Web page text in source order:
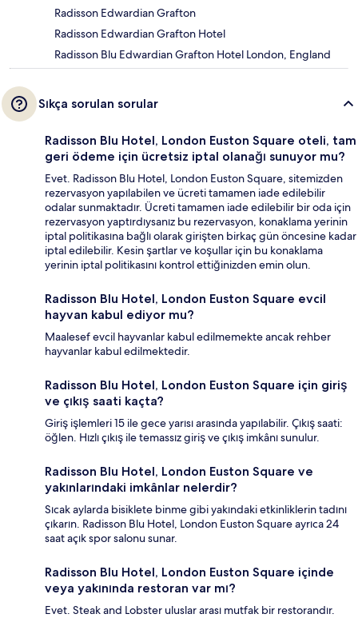
Radisson Edwardian Grafton
Radisson Edwardian Grafton Hotel
Radisson Blu Edwardian Grafton Hotel London, England
Sıkça sorulan sorular
Radisson Blu Hotel, London Euston Square oteli, tam
geri ödeme için ücretsiz iptal olanağı sunuyor mu?
Evet. Radisson Blu Hotel, London Euston Square, sitemizden
rezervasyon yapılabilen ve ücreti tamamen iade edilebilir
odalar sunmaktadır. Ücreti tamamen iade edilebilir bir oda için
rezervasyon yaptırdıysanız bu rezervasyon, konaklama yerinin
iptal politikasına bağlı olarak girişten birkaç gün öncesine kadar
iptal edilebilir. Kesin şartlar ve koşullar için bu konaklama
yerinin iptal politikasını kontrol ettiğinizden emin olun.
Radisson Blu Hotel, London Euston Square evcil
hayvan kabul ediyor mu?
Maalesef evcil hayvanlar kabul edilmemekte ancak rehber
hayvanlar kabul edilmektedir.
Radisson Blu Hotel, London Euston Square için giriş
ve çıkış saati kaçta?
Giriş işlemleri 15 ile gece yarısı arasında yapılabilir. Çıkış saati:
öğlen. Hızlı çıkış ile temassız giriş ve çıkış imkânı sunulur.
Radisson Blu Hotel, London Euston Square ve
yakınlarındaki imkânlar nelerdir?
Sıcak aylarda bisiklete binme gibi yakındaki etkinliklerin tadını
çıkarın. Radisson Blu Hotel, London Euston Square ayrıca 24
saat açık spor salonu sunar.
Radisson Blu Hotel, London Euston Square içinde
veya yakınında restoran var mı?
Evet. Steak and Lobster uluslar arası mutfak bir restorandır.